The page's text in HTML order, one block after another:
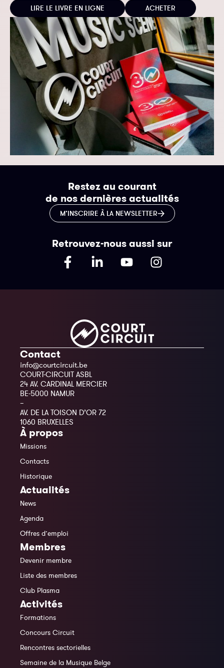
LIRE LE LIVRE EN LIGNE ACHETER
Restez au courant
de nos dernières actualités
M’INSCRIRE À LA NEWSLETTER
Retrouvez-nous aussi sur
Contact
info@courtcircuit.be
COURT-CIRCUIT ASBL
24 AV. CARDINAL MERCIER
BE-5000 NAMUR
–
AV. DE LA TOISON D’OR 72
1060 BRUXELLES
À propos
Missions
Contacts
Historique
Actualités
News
Agenda
Offres d’emploi
Membres
Devenir membre
Liste des membres
Club Plasma
Activités
Formations
Concours Circuit
Rencontres sectorielles
Semaine de la Musique Belge